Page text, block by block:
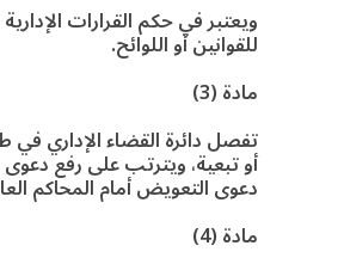
ويعتبر في حكم القرارات
للقوانين أو اللوائح.
مادة (3)
تفصل دائرة القضاء الإداري
أو تبعية، ويترتب على رفع دعوى
دعوى التعويض أمام المحاكم
مادة (4)